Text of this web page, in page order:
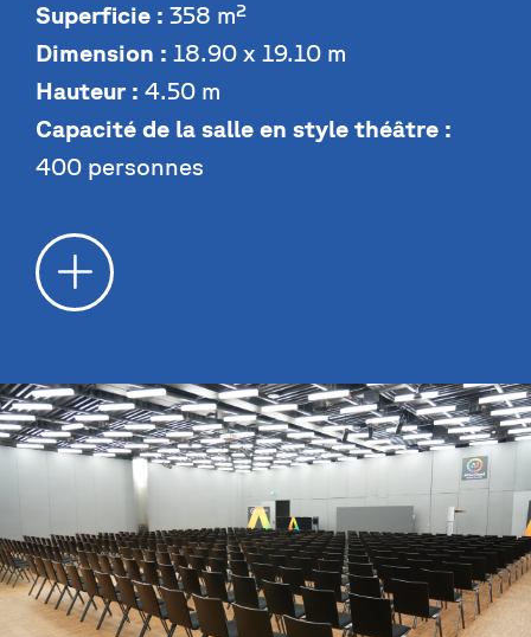
Superficie : 358 m²
Dimension : 18.90 x 19.10 m
Hauteur : 4.50 m
Capacité de la salle en style théâtre :
400 personnes